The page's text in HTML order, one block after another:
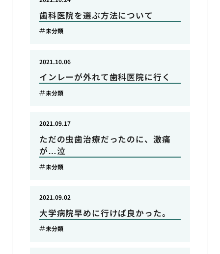
歯科医院を選ぶ方法について
未分類
インレーが外れて歯科医院に行く
2021.10.06
未分類
ただの虫歯治療だったのに、激痛
が…泣
2021.09.17
未分類
大学病院早めに行けば良かった。
2021.09.02
未分類